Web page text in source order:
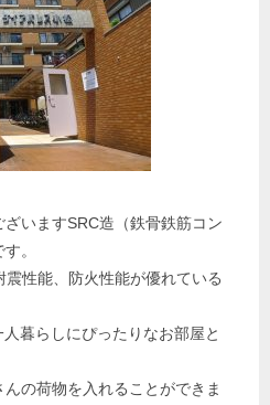
いますSRC造（鉄骨鉄筋コン
。
性能、防火性能が優れている
暮らしにぴったりなお部屋と
の荷物を入れることができま